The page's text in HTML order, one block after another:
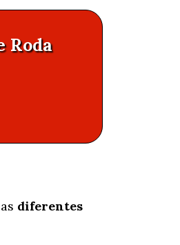
Roda
diferentes